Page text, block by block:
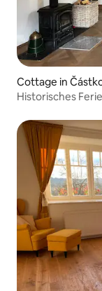
Cottage in
Historisches